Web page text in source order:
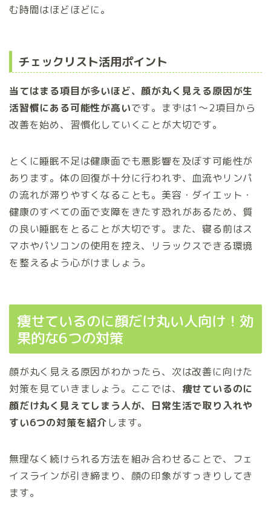
む時間はほどほどに。
チェックリスト活用ポイント
当てはまる項目が多いほど、顔が丸く見える原因が生
活習慣にある可能性が高いです。まずは1〜2項目から
改善を始め、習慣化していくことが大切です。
とくに睡眠不足は健康面でも悪影響を及ぼす可能性が
あります。体の回復が十分に行われず、血流やリンパ
の流れが滞りやすくなることも。美容・ダイエット・
健康のすべての面で支障をきたす恐れがあるため、質
の良い睡眠をとることが大切です。また、寝る前はス
マホやパソコンの使用を控え、リラックスできる環境
を整えるよう心がけましょう。
痩せているのに顔だけ丸い人向け！効
果的な6つの対策
顔が丸く見える原因がわかったら、次は改善に向けた
対策を見ていきましょう。ここでは、 痩せているのに
顔だけ丸く見えてしまう人が、日常生活で取り入れや
すい6つの対策を紹介します。
無理なく続けられる方法を組み合わせることで、フェ
イスラインが引き締まり、顔の印象がすっきりしてき
ます。